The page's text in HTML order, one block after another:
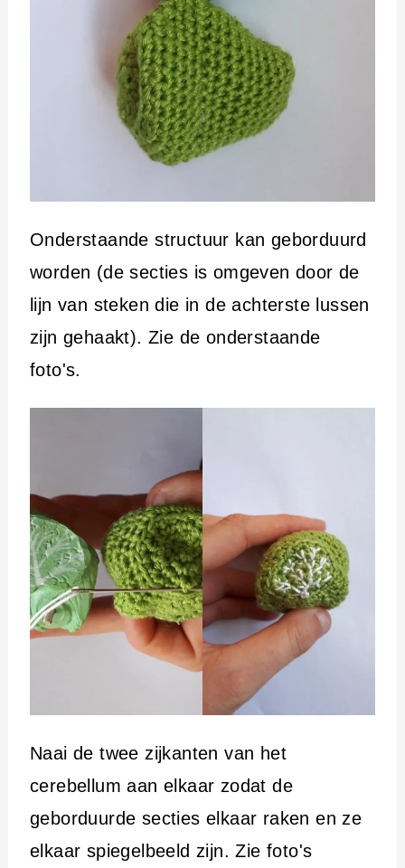
Onderstaande structuur kan geborduurd
worden (de secties is omgeven door de
lijn van steken die in de achterste lussen
zijn gehaakt). Zie de onderstaande
foto's.
Naai de twee zijkanten van het
cerebellum aan elkaar zodat de
geborduurde secties elkaar raken en ze
elkaar spiegelbeeld zijn. Zie foto's